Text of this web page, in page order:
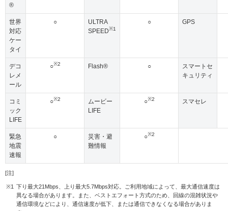
®
世界
対応
ケー
タイ
○
ULTRA
SPEED※1
○ GPS
デコ
レメ
ール
○※2 Flash® ○
スマートセ
キュリティ
コミ
ック
LIFE
○※2
ムービー
LIFE
○※2 スマセレ
緊急
地震
速報
○
災害・避
難情報
○※2
[注]
※1 下り最大21Mbps、上り最大5.7Mbps対応。ご利用地域によって、最大通信速度は
異なる場合があります。また、ベストエフォート方式のため、回線の混雑状況や
通信環境などにより、通信速度が低下、または通信できなくなる場合がありま